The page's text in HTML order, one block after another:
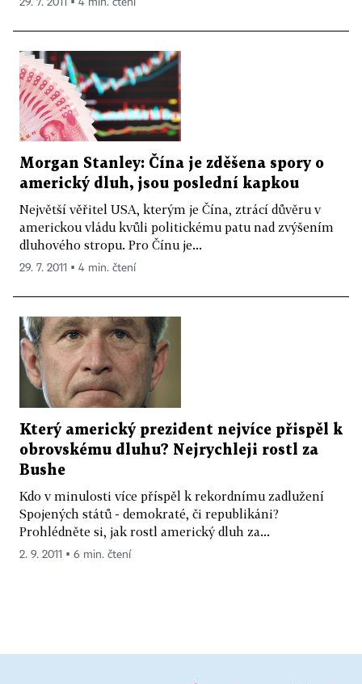
Morgan Stanley: Čína je zděšena spory o
americký dluh, jsou poslední kapkou
Největší věřitel USA, kterým je Čína, ztrácí důvěru v
americkou vládu kvůli politickému patu nad zvýšením
dluhového stropu. Pro Čínu je...
29. 7. 2011 ▪ 4 min. čtení
Který americký prezident nejvíce přispěl k
obrovskému dluhu? Nejrychleji rostl za
Bushe
Kdo v minulosti více příspěl k rekordnímu zadlužení
Spojených států - demokraté, či republikáni?
Prohlédněte si, jak rostl americký dluh za...
2. 9. 2011 ▪ 6 min. čtení